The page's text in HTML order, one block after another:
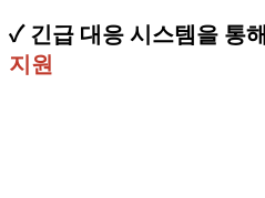
✓ 긴급 대응 시스템을 통해
지원